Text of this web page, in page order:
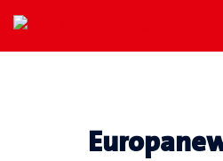
Zum
Inhalt
springen